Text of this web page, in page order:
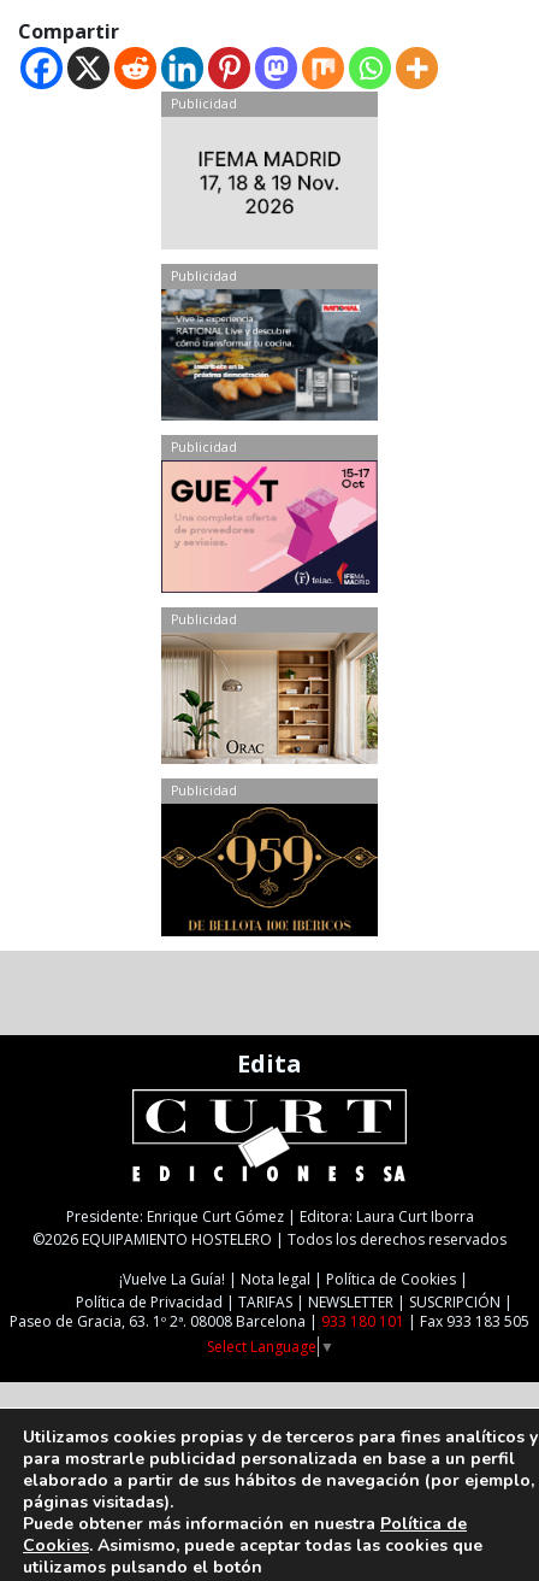
Compartir
Publicidad
Publicidad
Publicidad
Publicidad
Publicidad
Edita
Presidente: Enrique Curt Gómez | Editora: Laura Curt Iborra
©2026 EQUIPAMIENTO HOSTELERO | Todos los derechos reservados
¡Vuelve La Guía!
Nota legal
Política de Cookies
Política de Privacidad
TARIFAS NEWSLETTER
SUSCRIPCIÓN
Paseo de Gracia, 63. 1º 2ª. 08008 Barcelona | 933 180 101 | Fax 933 183 505
Select Language ▼
Utilizamos cookies propias y de terceros para fines analíticos y
para mostrarle publicidad personalizada en base a un perfil
elaborado a partir de sus hábitos de navegación (por ejemplo,
páginas visitadas).
Puede obtener más información en nuestra Política de
Cookies. Asimismo, puede aceptar todas las cookies que
utilizamos pulsando el botón